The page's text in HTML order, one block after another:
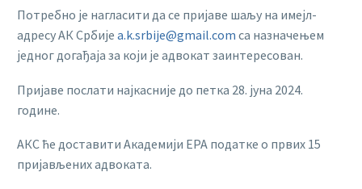
Потребно је нагласити да се пријаве шаљу на имејл-
адресу АК Србије a.k.srbije@gmail.com са назначењем
једног догађаја за који је адвокат заинтересован.
Пријаве послати најкасније до петка 28. јуна 2024.
године.
АКС ће доставити Академији ЕРА податке о првих 15
пријављених адвоката.